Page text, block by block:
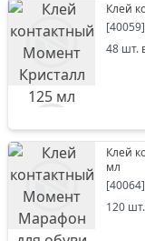
Клей
[40059]
48 шт.
Клей
мл
[40064]
120